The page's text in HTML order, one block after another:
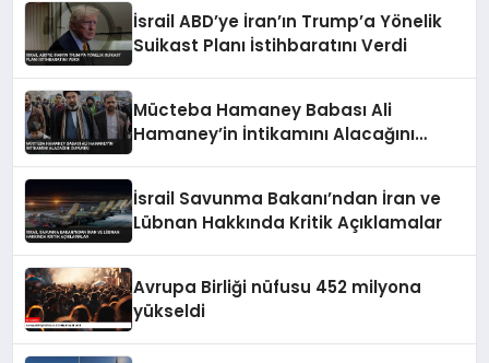
İsrail ABD’ye İran’ın Trump’a Yönelik
Suikast Planı İstihbaratını Verdi
Mücteba Hamaney Babası Ali
Hamaney’in İntikamını Alacağını
İsrail Savunma Bakanı’ndan İran ve
Lübnan Hakkında Kritik Açıklamalar
Avrupa Birliği nüfusu 452 milyona
yükseldi